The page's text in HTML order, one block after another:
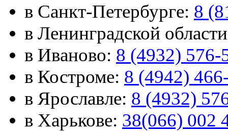
в Санкт-Петербурге: 8
в Ленинградской
в Иваново: 8 (4932) 576-
в Костроме: 8 (4942)
в Ярославле: 8 (4932)
в Харькове: 38(066) 002